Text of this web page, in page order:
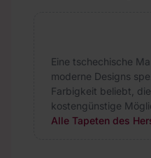
Eine tschechische
moderne Designs
Farbigkeit beliebt,
kostengünstige
Alle Tapeten des